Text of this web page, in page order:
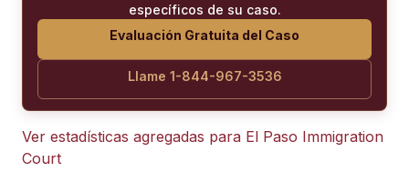
específicos de su caso.
Evaluación Gratuita del Caso
Llame 1-844-967-3536
Ver estadísticas agregadas para El Paso Immigration
Court